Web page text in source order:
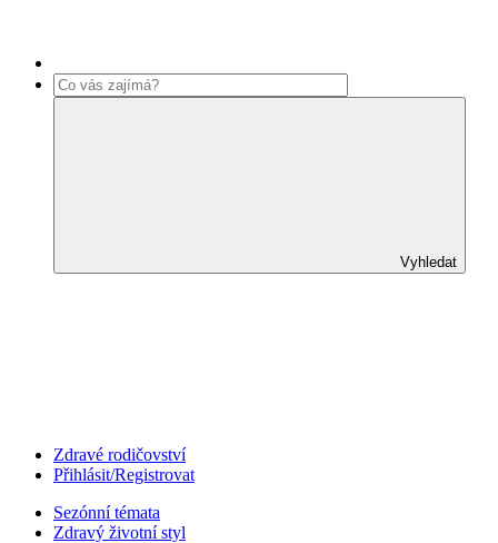
Vyhledat
Zdravé rodičovství
Přihlásit/Registrovat
Sezónní témata
Zdravý životní styl